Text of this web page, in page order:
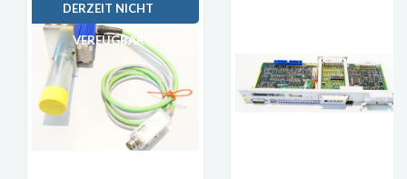
DERZEIT NICHT
VERFÜGBAR